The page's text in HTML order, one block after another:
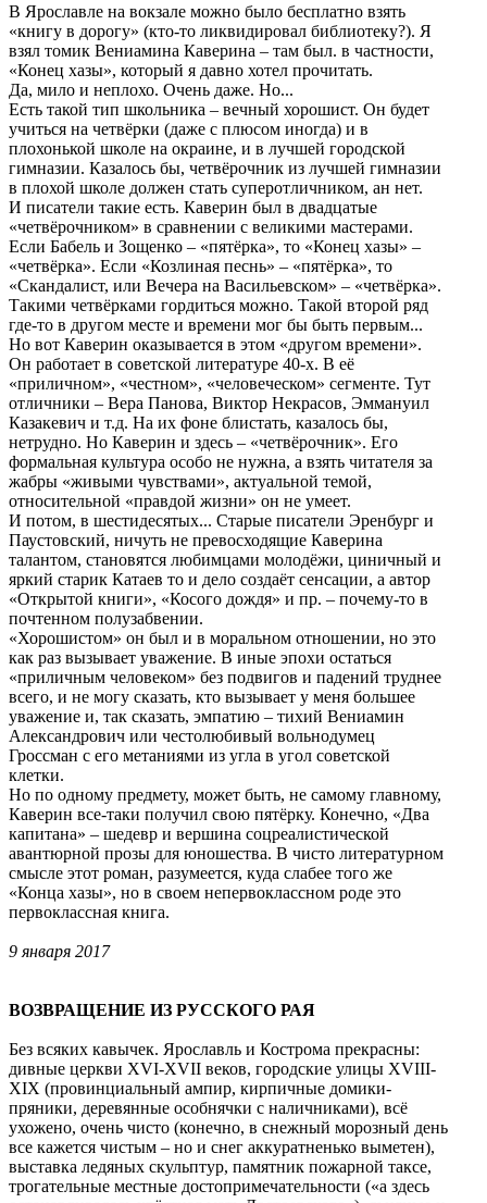
В Ярославле на вокзале можно было бесплатно взять
«книгу в дорогу» (кто-то ликвидировал библиотеку?). Я
взял томик Вениамина Каверина – там был. в частности,
«Конец хазы», который я давно хотел прочитать.
Да, мило и неплохо. Очень даже. Но...
Есть такой тип школьника – вечный хорошист. Он будет
учиться на четвёрки (даже с плюсом иногда) и в
плохонькой школе на окраине, и в лучшей городской
гимназии. Казалось бы, четвёрочник из лучшей гимназии
в плохой школе должен стать суперотличником, ан нет.
И писатели такие есть. Каверин был в двадцатые
«четвёрочником» в сравнении с великими мастерами.
Если Бабель и Зощенко – «пятёрка», то «Конец хазы» –
«четвёрка». Если «Козлиная песнь» – «пятёрка», то
«Скандалист, или Вечера на Васильевском» – «четвёрка».
Такими четвёрками гордиться можно. Такой второй ряд
где-то в другом месте и времени мог бы быть первым...
Но вот Каверин оказывается в этом «другом времени».
Он работает в советской литературе 40-х. В её
«приличном», «честном», «человеческом» сегменте. Тут
отличники – Вера Панова, Виктор Некрасов, Эммануил
Казакевич и т.д. На их фоне блистать, казалось бы,
нетрудно. Но Каверин и здесь – «четвёрочник». Его
формальная культура особо не нужна, а взять читателя за
жабры «живыми чувствами», актуальной темой,
относительной «правдой жизни» он не умеет.
И потом, в шестидесятых... Старые писатели Эренбург и
Паустовский, ничуть не превосходящие Каверина
талантом, становятся любимцами молодёжи, циничный и
яркий старик Катаев то и дело создаёт сенсации, а автор
«Открытой книги», «Косого дождя» и пр. – почему-то в
почтенном полузабвении.
«Хорошистом» он был и в моральном отношении, но это
как раз вызывает уважение. В иные эпохи остаться
«приличным человеком» без подвигов и падений труднее
всего, и не могу сказать, кто вызывает у меня большее
уважение и, так сказать, эмпатию – тихий Вениамин
Александрович или честолюбивый вольнодумец
Гроссман с его метаниями из угла в угол советской
клетки.
Но по одному предмету, может быть, не самому главному,
Каверин все-таки получил свою пятёрку. Конечно, «Два
капитана» – шедевр и вершина соцреалистической
авантюрной прозы для юношества. В чисто литературном
смысле этот роман, разумеется, куда слабее того же
«Конца хазы», но в своем непервоклассном роде это
первоклассная книга.
9 января 2017
ВОЗВРАЩЕНИЕ ИЗ РУССКОГО РАЯ
Без всяких кавычек. Ярославль и Кострома прекрасны:
дивные церкви XVI-XVII веков, городские улицы XVIII-
XIX (провинциальный ампир, кирпичные домики-
пряники, деревянные особнячки с наличниками), всё
ухожено, очень чисто (конечно, в снежный морозный день
все кажется чистым – но и снег аккуратненько выметен),
выставка ледяных скульптур, памятник пожарной таксе,
трогательные местные достопримечательности («а здесь